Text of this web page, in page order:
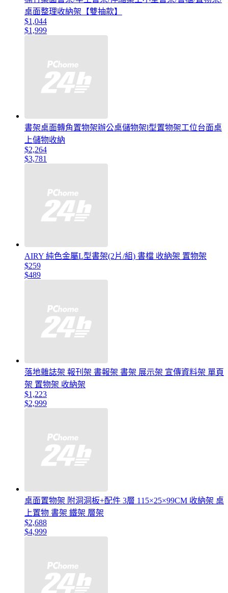
桌面整理收納架【雙抽款】
$1,044
$1,999
書架桌面轉角置物架辦公桌儲物架l型置物架工位台面桌
上儲物收納
$2,264
$3,781
AIRY 純色金屬L型書架(2片/組) 書檔 收納架 置物架
$259
$489
落地雜誌架 報刊架 書報架 書架 展示架 宣傳資料架 單頁
架 置物架 收納架
$1,223
$2,999
桌面置物架 附洞洞板+配件 3層 115×25×99CM 收納架 桌
上置物 書架 鐵架 層架
$2,688
$4,999